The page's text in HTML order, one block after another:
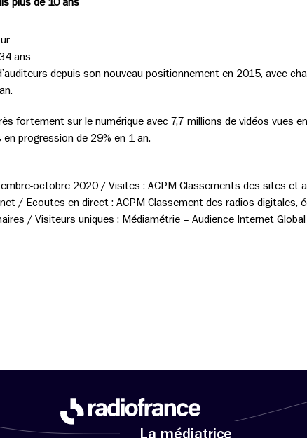
ans
depuis son nouveau positionnement en 2015, avec
fortement sur le numérique avec 7,7 millions de vidéos vues
progression de 29% en 1 an.
octobre 2020 / Visites : ACPM Classements des sites et
/ Ecoutes en direct : ACPM Classement des radios digitales,
/ Visiteurs uniques : Médiamétrie – Audience Internet
La médiatrice